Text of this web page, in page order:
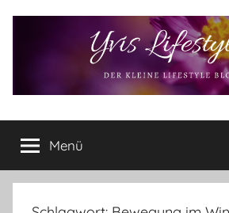
Yvis
Lifestyle
Lifestyle
Blog
–
Lifestyle,
Menü